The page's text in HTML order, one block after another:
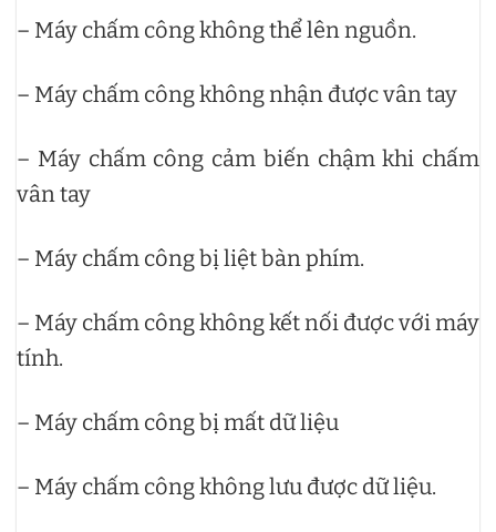
– Máy chấm công không thể lên nguồn.
– Máy chấm công không nhận được vân tay
– Máy chấm công cảm biến chậm khi chấm
vân tay
– Máy chấm công bị liệt bàn phím.
– Máy chấm công không kết nối được với máy
tính.
– Máy chấm công bị mất dữ liệu
– Máy chấm công không lưu được dữ liệu.